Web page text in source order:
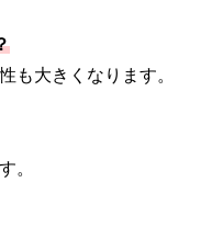
も大きくなります。
。